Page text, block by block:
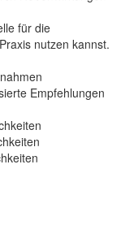
für die
nutzen kannst.
Empfehlungen